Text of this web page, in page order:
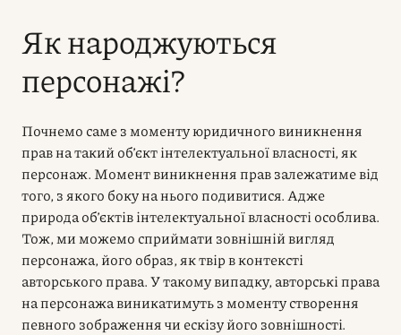
Як народжуються
персонажі?
Почнемо саме з моменту юридичного виникнення
прав на такий об’єкт інтелектуальної власності, як
персонаж. Момент виникнення прав залежатиме від
того, з якого боку на нього подивитися. Адже
природа об’єктів інтелектуальної власності особлива.
Тож, ми можемо сприймати зовнішній вигляд
персонажа, його образ, як твір в контексті
авторського права. У такому випадку, авторські права
на персонажа виникатимуть з моменту створення
певного зображення чи ескізу його зовнішності.